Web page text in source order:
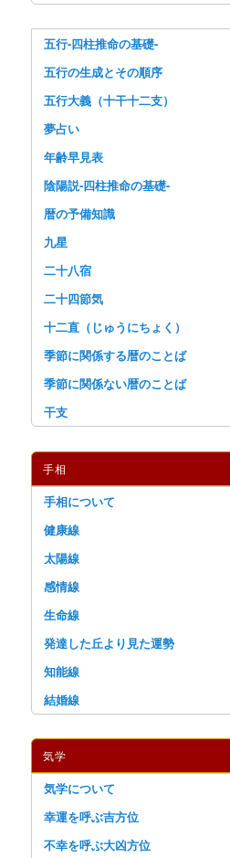
五行-四柱推命の基礎-
五行の生成とその順序
五行大義（十干十二支）
夢占い
年齢早見表
陰陽説-四柱推命の基礎-
暦の予備知識
九星
二十八宿
二十四節気
十二直（じゅうにちょく）
季節に関係する暦のことば
季節に関係ない暦のことば
干支
手相
手相について
健康線
太陽線
感情線
生命線
発達した丘より見た運勢
知能線
結婚線
気学
気学について
幸運を呼ぶ吉方位
不幸を呼ぶ大凶方位